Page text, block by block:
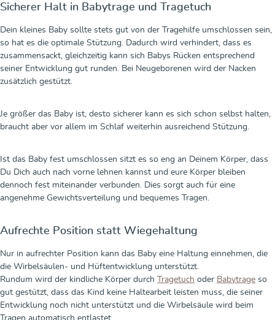
Sicherer Halt in Babytrage und Tragetuch
Dein kleines Baby sollte stets gut von der Tragehilfe umschlossen sein,
so hat es die optimale Stützung. Dadurch wird verhindert, dass es
zusammensackt, gleichzeitig kann sich Babys Rücken entsprechend
seiner Entwicklung gut runden. Bei Neugeborenen wird der Nacken
zusätzlich gestützt.
Je größer das Baby ist, desto sicherer kann es sich schon selbst halten,
braucht aber vor allem im Schlaf weiterhin ausreichend Stützung.
Ist das Baby fest umschlossen sitzt es so eng an Deinem Körper, dass
Du Dich auch nach vorne lehnen kannst und eure Körper bleiben
dennoch fest miteinander verbunden. Dies sorgt auch für eine
angenehme Gewichtsverteilung und bequemes Tragen.
Aufrechte Position statt Wiegehaltung
Nur in aufrechter Position kann das Baby eine Haltung einnehmen, die
die Wirbelsäulen- und Hüftentwicklung unterstützt.
Rundum wird der kindliche Körper durch Tragetuch oder Babytrage so
gut gestützt, dass das Kind keine Haltearbeit leisten muss, die seiner
Entwicklung noch nicht unterstützt und die Wirbelsäule wird beim
Tragen automatisch entlastet.